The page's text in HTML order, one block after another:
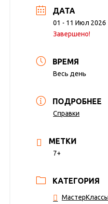
ДАТА
01 - 11 Июл 2026
Завершено!
ВРЕМЯ
Весь день
ПОДРОБНЕЕ
Справки
МЕТКИ
7+
КАТЕГОРИЯ